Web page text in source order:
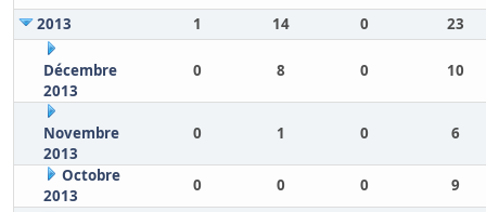
2013
1 14 0 23
Décembre
2013
0 8 0 10
Novembre
2013
0 1 0 6
Octobre
2013
0 0 0 9